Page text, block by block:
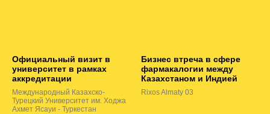
Официальный визит в
университет в рамках
аккредитации
Международный Казахско-
Турецкий Университет им. Ходжа
Ахмет Ясауи - Туркестан
Бизнес втреча в сфере
фармакалогии между
Казахстаном и Индией
Rixos Almaty 03